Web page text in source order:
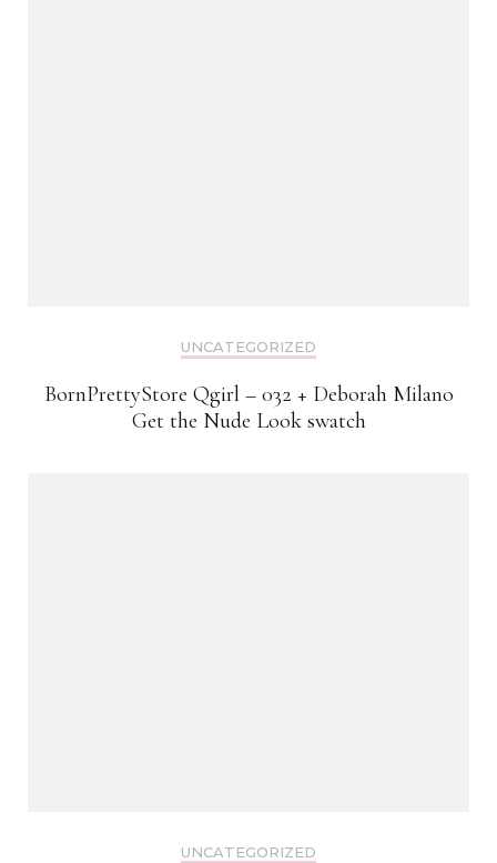
UNCATEGORIZED
BornPrettyStore Qgirl – 032 + Deborah Milano
Get the Nude Look swatch
UNCATEGORIZED